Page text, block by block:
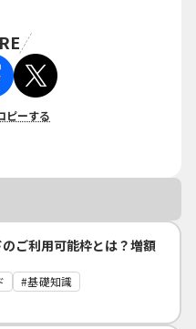
ピーする
ご利用可能枠とは？増額
基礎知識